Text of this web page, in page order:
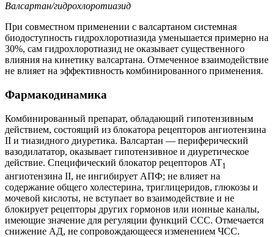
Валсартан/гидрохлоротиазид
При совместном применении с валсартаном системная
биодоступность гидрохлоротиазида уменьшается примерно на
30%, сам гидрохлоротиазид не оказывает существенного
влияния на кинетику валсартана. Отмеченное взаимодействие
не влияет на эффективность комбинированного применения.
Фармакодинамика
Комбинированный препарат, обладающий гипотензивным
действием, состоящий из блокатора рецепторов ангиотензина
II и тиазидного диуретика. Валсартан — периферический
вазодилататор, оказывает гипотензивное и диуретическое
действие. Специфический блокатор рецепторов AT1
ангиотензина II, не ингибирует АПФ; не влияет на
содержание общего холестерина, триглицеридов, глюкозы и
мочевой кислоты, не вступает во взаимодействие и не
блокирует рецепторы других гормонов или ионные каналы,
имеющие значение для регуляции функций ССС. Отмечается
снижение АД, не сопровождающееся изменением ЧСС.